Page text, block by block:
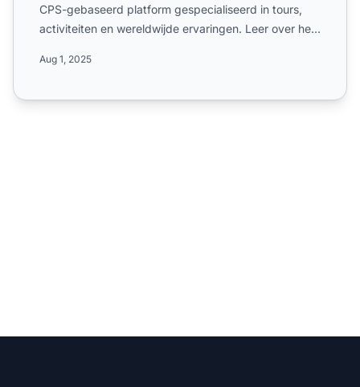
CPS-gebaseerd platform gespecialiseerd in tours,
activiteiten en wereldwijde ervaringen. Leer over het
Aug 1, 2025